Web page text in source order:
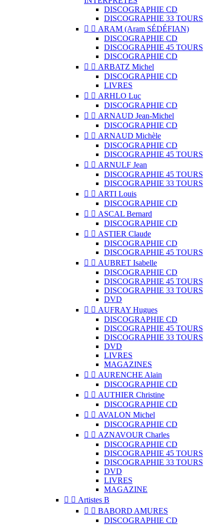
DISCOGRAPHIE CD
DISCOGRAPHIE 33 TOURS
  ARAM (Aram SÉDÉFIAN)
DISCOGRAPHIE CD
DISCOGRAPHIE 45 TOURS
DISCOGRAPHIE CD
  ARBATZ Michel
DISCOGRAPHIE CD
LIVRES
  ARHLO Luc
DISCOGRAPHIE CD
  ARNAUD Jean-Michel
DISCOGRAPHIE CD
  ARNAUD Michèle
DISCOGRAPHIE CD
DISCOGRAPHIE 45 TOURS
  ARNULF Jean
DISCOGRAPHIE 45 TOURS
DISCOGRAPHIE 33 TOURS
  ARTI Louis
DISCOGRAPHIE CD
  ASCAL Bernard
DISCOGRAPHIE CD
  ASTIER Claude
DISCOGRAPHIE CD
DISCOGRAPHIE 45 TOURS
  AUBRET Isabelle
DISCOGRAPHIE CD
DISCOGRAPHIE 45 TOURS
DISCOGRAPHIE 33 TOURS
DVD
  AUFRAY Hugues
DISCOGRAPHIE CD
DISCOGRAPHIE 45 TOURS
DISCOGRAPHIE 33 TOURS
DVD
LIVRES
MAGAZINES
  AURENCHE Alain
DISCOGRAPHIE CD
  AUTHIER Christine
DISCOGRAPHIE CD
  AVALON Michel
DISCOGRAPHIE CD
  AZNAVOUR Charles
DISCOGRAPHIE CD
DISCOGRAPHIE 45 TOURS
DISCOGRAPHIE 33 TOURS
DVD
LIVRES
MAGAZINE
  Artistes B
  BABORD AMURES
DISCOGRAPHIE CD